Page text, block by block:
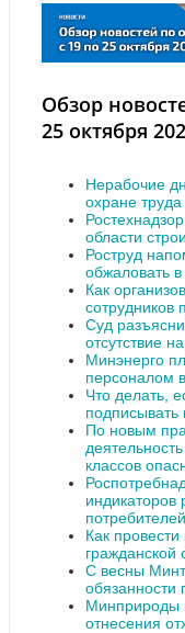
Обзор
25 октября
Нерабочие
охране труда
области
Роструд
обжаловать
Как
сотрудников
Суд
отсутствие
Минэнерго
персоналом
Что делать,
По новым
классов
индикаторов
потребителей
Как
гражданской
С весны
обязанности
Минприроды
отнесения